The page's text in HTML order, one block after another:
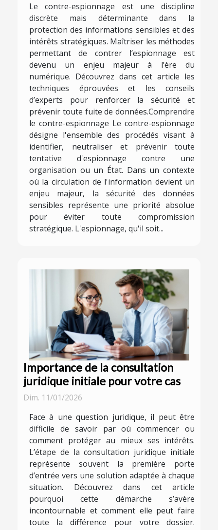
Le contre-espionnage est une discipline
discrète mais déterminante dans la
protection des informations sensibles et des
intérêts stratégiques. Maîtriser les méthodes
permettant de contrer l’espionnage est
devenu un enjeu majeur à l’ère du
numérique. Découvrez dans cet article les
techniques éprouvées et les conseils
d’experts pour renforcer la sécurité et
prévenir toute fuite de données.Comprendre
le contre-espionnage Le contre-espionnage
désigne l'ensemble des procédés visant à
identifier, neutraliser et prévenir toute
tentative d'espionnage contre une
organisation ou un État. Dans un contexte
où la circulation de l'information devient un
enjeu majeur, la sécurité des données
sensibles représente une priorité absolue
pour éviter toute compromission
stratégique. L'espionnage, qu'il soit...
Importance de la consultation
juridique initiale pour votre cas
Dim. 11/01/2026
Face à une question juridique, il peut être
difficile de savoir par où commencer ou
comment protéger au mieux ses intérêts.
L’étape de la consultation juridique initiale
représente souvent la première porte
d’entrée vers une solution adaptée à chaque
situation. Découvrez dans cet article
pourquoi cette démarche s’avère
incontournable et comment elle peut faire
toute la différence pour votre dossier.